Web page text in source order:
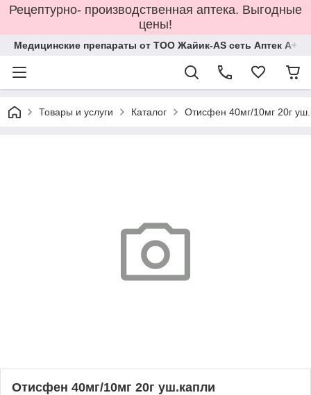
Рецептурно- производственная аптека. Выгодные
цены!
Медицинские препараты от ТОО Жайик-AS сеть Аптек А+
Товары и услуги Каталог Отисфен 40мг/10мг 20г
Отисфен 40мг/10мг 20г уш.капли